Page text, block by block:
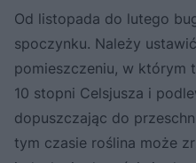
Od listopada do lutego
spoczynku. Należy
pomieszczeniu, w którym
10 stopni Celsjusza i
dopuszczając do
tym czasie roślina może